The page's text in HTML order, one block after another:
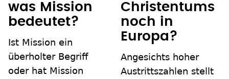
was Mission
bedeutet?
Ist Mission ein
überholter Begriff
oder hat Mission
Christentums
noch in
Europa?
Angesichts hoher
Austrittszahlen stellt